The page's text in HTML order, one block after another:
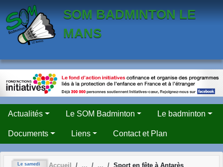
SOM BADMINTON LE
MANS
Actualités Le SOM Badminton Le badminton
Documents Liens Contact et Plan
Le samedi Accueil Sport en fête à Antarès
Panneau de gestion des cookies